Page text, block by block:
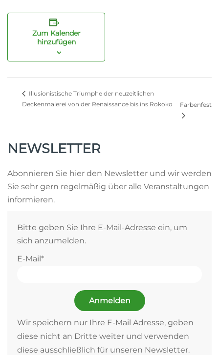
Zum Kalender
hinzufügen
Illusionistische Triumphe der neuzeitlichen
Deckenmalerei von der Renaissance bis ins Rokoko
Farbenfest
NEWSLETTER
Abonnieren Sie hier den Newsletter und wir werden
Sie sehr gern regelmäßig über alle Veranstaltungen
informieren.
Bitte geben Sie Ihre E-Mail-Adresse ein, um
sich anzumelden.
E-Mail*
Anmelden
Wir speichern nur Ihre E-Mail Adresse, geben
diese nicht an Dritte weiter und verwenden
diese ausschließlich für unseren Newsletter.